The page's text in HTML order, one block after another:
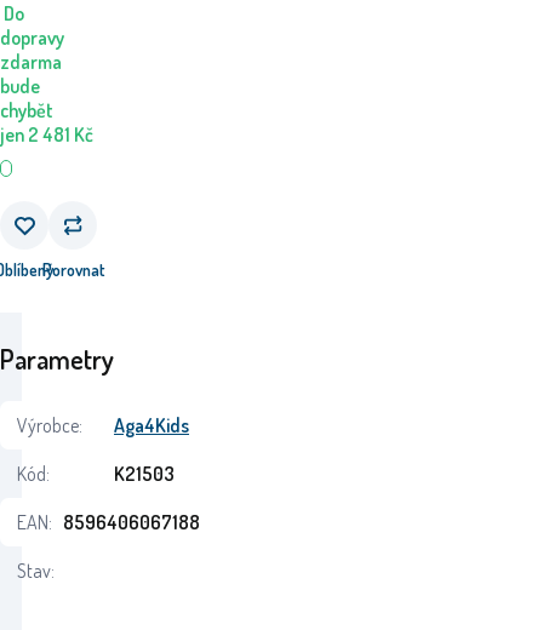
Do
dopravy
zdarma
bude
chybět
jen 2 481 Kč
Porovnat
Parametry
Výrobce:
Aga4Kids
Kód:
K21503
EAN: 8596406067188
Stav: